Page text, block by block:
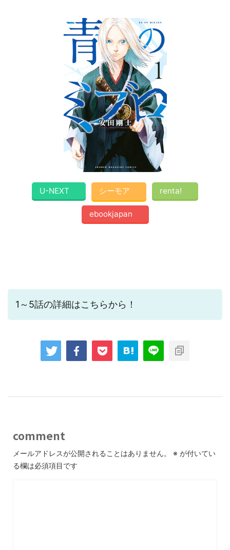
U-NEXT シーモア renta!
ebookjapan
1～5話の詳細はこちらから！
comment
メールアドレスが公開されることはありません。 ※ が付いてい
る欄は必須項目です